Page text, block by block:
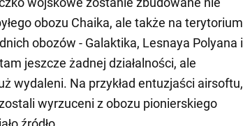
obozu Chaika, ale także na terytorium
obozów - Galaktika, Lesnaya Polyana i
jeszcze żadnej działalności, ale
wydaleni. Na przykład entuzjaści airsoftu,
wyrzuceni z obozu pionierskiego